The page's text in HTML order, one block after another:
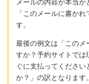
「このメールに書か
す。
最後の例文は「この
すか？予約サイトでは
ぐに支払ってくださ
か？」の訳となります。